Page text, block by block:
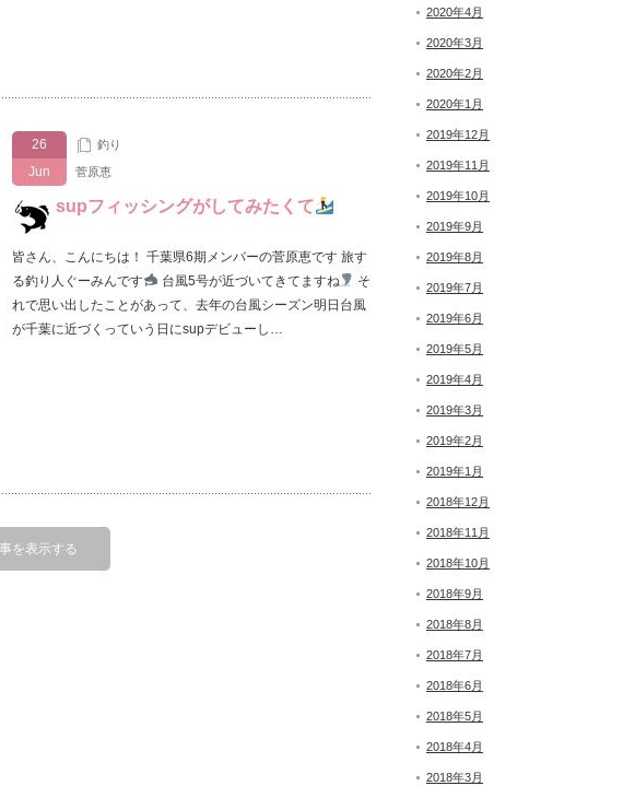
26
Jun
釣り
菅原恵
supフィッシングがしてみたくて
皆さん、こんにちは！ 千葉県6期メンバーの菅原恵です 旅す
る釣り人ぐーみんです
台風5号が近づいてきてますね
そ
れで思い出したことがあって、去年の台風シーズン明日台風
が千葉に近づくっていう日にsupデビューし…
を表示する
2020年4月
2020年3月
2020年2月
2020年1月
2019年12月
2019年11月
2019年10月
2019年9月
2019年8月
2019年7月
2019年6月
2019年5月
2019年4月
2019年3月
2019年2月
2019年1月
2018年12月
2018年11月
2018年10月
2018年9月
2018年8月
2018年7月
2018年6月
2018年5月
2018年4月
2018年3月